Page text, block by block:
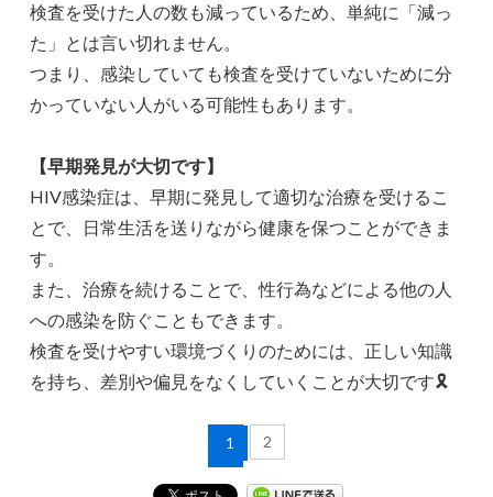
検査を受けた人の数も減っているため、単純に「減っ
た」とは言い切れません。
つまり、感染していても検査を受けていないために分
かっていない人がいる可能性もあります。
【早期発見が大切です】
HIV感染症は、早期に発見して適切な治療を受けるこ
とで、日常生活を送りながら健康を保つことができま
す。
また、治療を続けることで、性行為などによる他の人
への感染を防ぐこともできます。
検査を受けやすい環境づくりのためには、正しい知識
を持ち、差別や偏見をなくしていくことが大切です🎗
1 2